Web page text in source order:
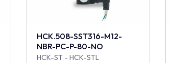
HCK.508-SST316-M12-
NBR-PC-P-80-NO
HCK-ST - HCK-STL